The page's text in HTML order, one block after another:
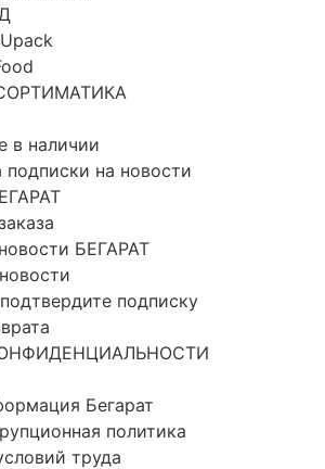
в наличии
на новости
БЕГАРАТ
подписку
Бегарат
политика
труда